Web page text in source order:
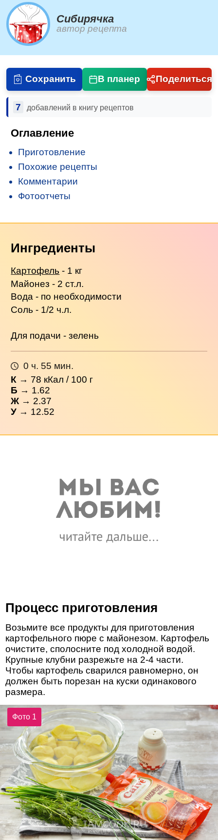
Сибирячка
автор рецепта
Сохранить В планер Поделиться
7 добавлений в книгу рецептов
Оглавление
Приготовление
Похожие рецепты
Комментарии
Фотоотчеты
Ингредиенты
Картофель - 1 кг
Майонез - 2 ст.л.
Вода - по необходимости
Соль - 1/2 ч.л.
Для подачи - зелень
0 ч. 55 мин.
К → 78 кКал / 100 г
Б → 1.62
Ж → 2.37
У → 12.52
Процесс приготовления
Возьмите все продукты для приготовления
картофельного пюре с майонезом. Картофель
очистите, сполосните под холодной водой.
Крупные клубни разрежьте на 2-4 части.
Чтобы картофель сварился равномерно, он
должен быть порезан на куски одинакового
размера.
Фото 1